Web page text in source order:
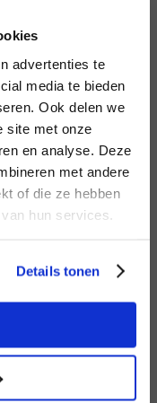
advertenties te
media te bieden
Ook delen we
site met onze
en analyse. Deze
met andere
of die ze hebben
hun services.
Details tonen
of Trust